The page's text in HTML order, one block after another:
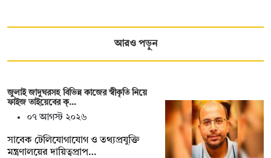
আরও পড়ুন
জুলাই জাদুঘরসহ বিভিন্ন কাজের স্বীকৃতি নিয়ে
ফাইজ তাইয়েবের ক্…
০৭ আগস্ট ২০২৬
সাবেক টেলিযোগাযোগ ও তথ্যপ্রযুক্তি
মন্ত্রণালয়ের দায়িত্বপ্রাপ…